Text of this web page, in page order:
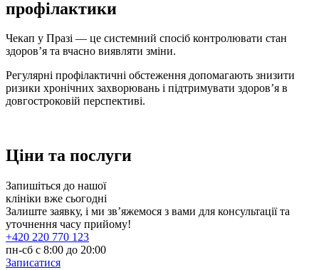
профілактики
Чекап у Празі — це системний спосіб контролювати стан
здоров’я та вчасно виявляти зміни.
Регулярні профілактичні обстеження допомагають знизити
ризики хронічних захворювань і підтримувати здоров’я в
довгостроковій перспективі.
Ціни та послуги
Запишіться до нашої
клініки вже сьогодні
Залиште заявку, і ми звʼяжемося з вами для консультації та
уточнення часу прийому!
+420 220 770 123
пн-сб с 8:00 до 20:00
Записатися